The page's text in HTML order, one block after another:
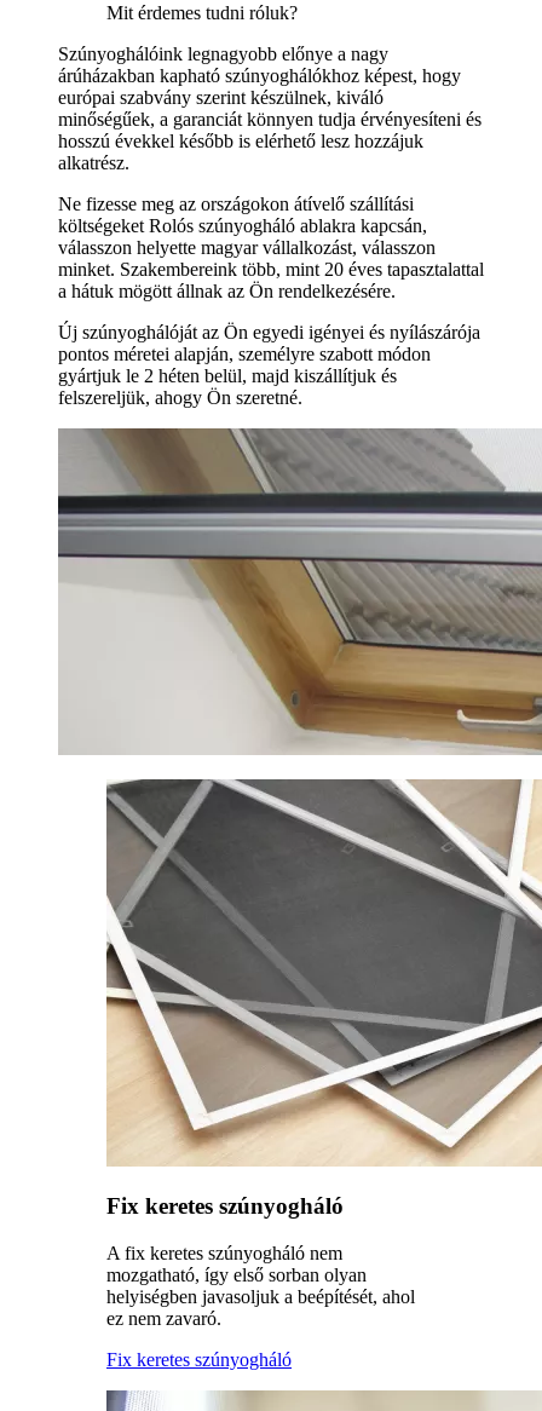
Mit érdemes tudni róluk?
Szúnyoghálóink legnagyobb előnye a nagy
árúházakban kapható szúnyoghálókhoz képest, hogy
európai szabvány szerint készülnek, kiváló
minőségűek, a garanciát könnyen tudja érvényesíteni és
hosszú évekkel később is elérhető lesz hozzájuk
alkatrész.
Ne fizesse meg az országokon átívelő szállítási
költségeket Rolós szúnyogháló ablakra kapcsán,
válasszon helyette magyar vállalkozást, válasszon
minket. Szakembereink több, mint 20 éves tapasztalattal
a hátuk mögött állnak az Ön rendelkezésére.
Új szúnyoghálóját az Ön egyedi igényei és nyílászárója
pontos méretei alapján, személyre szabott módon
gyártjuk le 2 héten belül, majd kiszállítjuk és
felszereljük, ahogy Ön szeretné.
Fix keretes szúnyogháló
A fix keretes szúnyogháló nem
mozgatható, így első sorban olyan
helyiségben javasoljuk a beépítését, ahol
ez nem zavaró.
Fix keretes szúnyogháló